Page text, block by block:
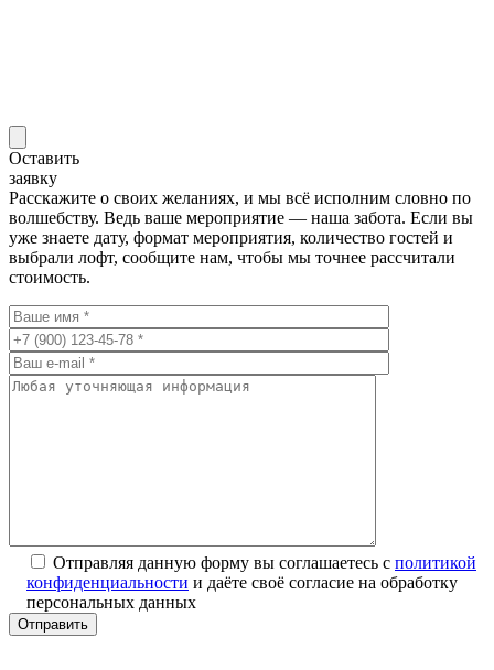
Оставить
заявку
Расскажите о своих желаниях, и мы всё исполним словно по
волшебству. Ведь ваше мероприятие — наша забота. Если вы
уже знаете дату, формат мероприятия, количество гостей и
выбрали лофт, сообщите нам, чтобы мы точнее рассчитали
стоимость.
Отправляя данную форму вы соглашаетесь с политикой
конфиденциальности и даёте своё согласие на обработку
персональных данных